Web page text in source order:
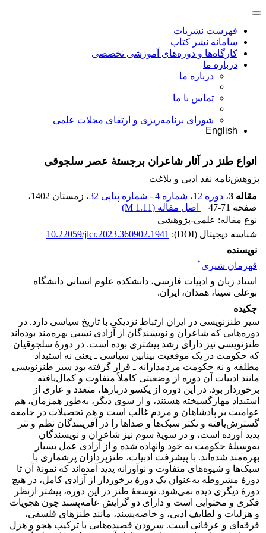
فهرست نشریات
سامانه نشر کتاب
کارگاه‌ها و دوره‌های آموزشی تخصصی
درباره ما
درباره ما
تماس با ما
شورای برنامه‌ریزی و ارتقای مجلات علمی
English
انواع طنز در آثار شاعران برجستۀ عصر سلجوقی
پژوهش‌نامه نقد ادبی و بلاغت
مقاله 3
، دوره 12، شماره 4 - شماره پیاپی 32 ، زمستان 1402
،
صفحه 47-71 اصل مقاله (1.11 M
)
نوع مقاله: علمی-پژوهشی
شناسه دیجیتال (DOI):
10.22059/jlcr.2023.360902.1941
نویسنده
قهرمان شیری*
استاد زبان و ادبیات فارسی، دانشکده علوم انسانی دانشگاه
بوعلی سینا، همدان، ایران.
چکیده
سیر طنزنویسی در ایران ارتباط نزدیکی با تاریخ سیاسی دارد. در
دوره‏‌هایی که شاعران و نویسندگان از آزادی نسبی بهره‏‌مند بوده‌‏اند
طنزنویسی نیز دارای رشد بیشتری بوده است. در دورۀ سلجوقیان
که حکومت در یک موقعیت بینابین سیاسی ـ یعنی نه استبداد
مطلقه و نه حکومت مردم‏دارانه ـ قرار گرفته بود سیر طنزنویسی
مانند ادبیات آن دوره از وضعیتی کاملاً متفاوت و کمال‏‌یافته
برخوردار بود. در این دوره از یک‏سو دربارها، متعدد و عاری از
استبداد مهارگسیخته هستند، و از سوی دیگر، به‏‌طور هم‏زمان، هم
عوامیت بر پادشاهان و مردم غالب است و هم تحصیلات در جامعه
گسترش‌یافته و تکثر سبک‏‌ها و صداها را در آفرینندگان نظم و نثر
پدید آورده است، و در سویۀ سوم نیز شاعران و نویسندگان
به‌‏وسیلۀ حکومت به خود وانهاده شده‏ و از آزادی عمل بسیار
بهره‏‌مند شده‏‌اند. با پیشرفت ادبیات، طنزپردازان پرشماری با
سبک‏‌ها و شیوه‏‌های متفاوت و نوآورانه پدید آمده‌‏اند که نمونۀ آن تا
دورۀ مشروطه به‏‌عنوان یک دورۀ برخوردار از آزادی کامل، در هیچ
دورۀ دیگری دیده نمی‌‏شود. توسعۀ طنز در این دوره، بیشتر ازنظر
فکری و محتوایی است و دارای دو گرایش عامه‏‌پسند چون هجویات
و هزلیات و لطایف ادبی، و خاصه‌‏پسند، مانند طنزهای فلسفی،
فرقه‌‏ا‌ی و عرفانی است. سرودن قصیده‏‌هایی با ترکیب هجو و هزل